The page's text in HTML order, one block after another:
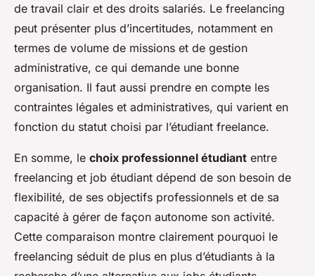
de travail clair et des droits salariés. Le freelancing
peut présenter plus d’incertitudes, notamment en
termes de volume de missions et de gestion
administrative, ce qui demande une bonne
organisation. Il faut aussi prendre en compte les
contraintes légales et administratives, qui varient en
fonction du statut choisi par l’étudiant freelance.
En somme, le choix professionnel étudiant entre
freelancing et job étudiant dépend de son besoin de
flexibilité, de ses objectifs professionnels et de sa
capacité à gérer de façon autonome son activité.
Cette comparaison montre clairement pourquoi le
freelancing séduit de plus en plus d’étudiants à la